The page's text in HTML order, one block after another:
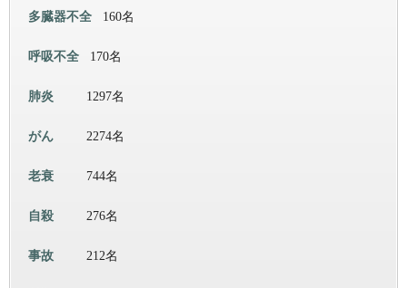
多臓器不全 160名
呼吸不全 170名
肺炎 1297名
がん 2274名
老衰 744名
自殺 276名
事故 212名